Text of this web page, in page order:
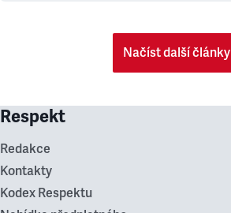
Načíst další články
Respekt
Redakce
Kontakty
Kodex Respektu